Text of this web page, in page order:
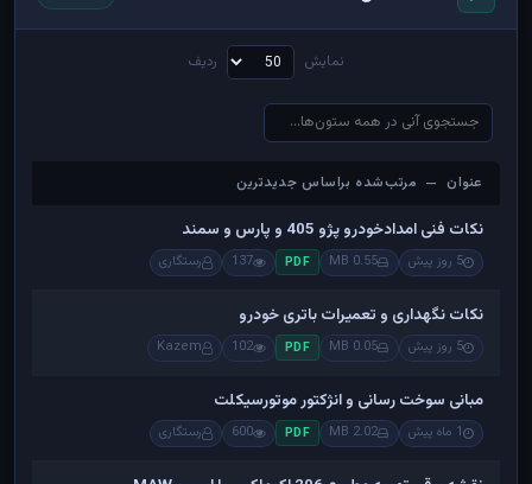
نمایش ردیف
عنوان — مرتب‌شده براساس جدیدترین
عنوان — مرتب‌شده براساس جدیدترین
نکات فنی امدادخودرو پژو 405 و پارس و سمند
5 روز پیش 0.55 MB
PDF
137 رستگاری
نکات نگهداری و تعمیرات باتری خودرو
5 روز پیش 0.05 MB
PDF
102
Kazem
مبانی سوخت رسانی و انژکتور موتورسیکلت
1 ماه پیش 2.02 MB
PDF
600 رستگاری